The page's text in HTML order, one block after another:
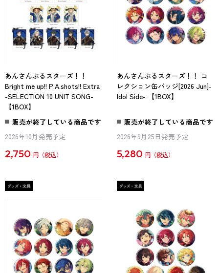
あんさんぶるスターズ！！
Bright me up!! P.A.shots!! Extra
-SELECTION 10 UNIT SONG-
【1BOX】
販売が終了している商品です
2026年10月発売予定
2,750 円
あんさんぶるスターズ！！ コ
レクション缶バッジ[2026 Jun]-
Idol Side- 【1BOX】
販売が終了している商品です
2026年9月25日発売予定
5,280 円